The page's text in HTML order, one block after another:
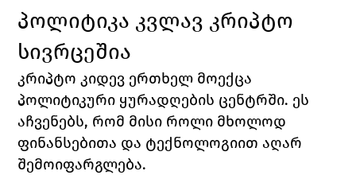
პოლიტიკა კვლავ კრიპტო
სივრცეშია
კრიპტო კიდევ ერთხელ მოექცა
პოლიტიკური ყურადღების ცენტრში. ეს
აჩვენებს, რომ მისი როლი მხოლოდ
ფინანსებითა და ტექნოლოგიით აღარ
შემოიფარგლება.